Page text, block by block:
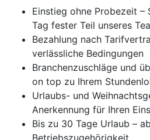
Einstieg ohne Probezeit –
Tag fester Teil unseres
Bezahlung nach
verlässliche Bedingungen
Branchenzuschläge und
on top zu Ihrem
Urlaubs- und
Anerkennung für Ihren
Bis zu 30 Tage Urlaub –
Betriebszugehörigkeit